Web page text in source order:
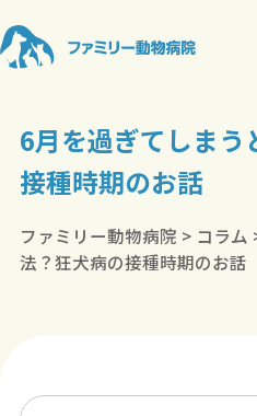
6月を過ぎてしまう
接種時期のお話
ファミリー動物病院 > コラム
法？狂犬病の接種時期のお話